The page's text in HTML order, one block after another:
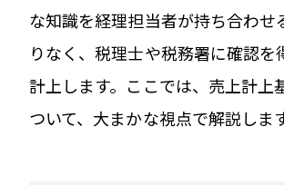
な知識を経理担当者が持ち合わせ
りなく、税理士や税務署に確認を
計上します。ここでは、売上計上
ついて、大まかな視点で解説します